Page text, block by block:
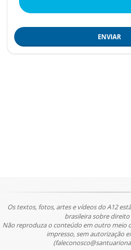
ENVIAR
Os textos, fotos, artes e vídeos do A12
brasileira sobre
Não reproduza o conteúdo em outro meio
impresso, sem autorização